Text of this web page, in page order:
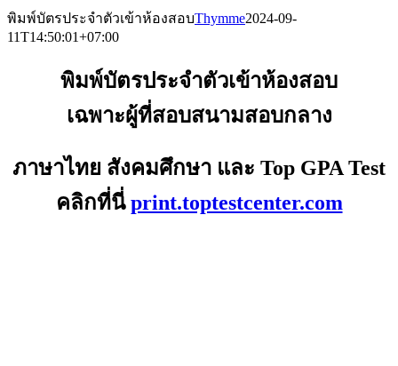
Skip
to
content
พิมพ์บัตรประจำตัวเข้าห้องสอบThymme2024-09-
11T14:50:01+07:00
พิมพ์บัตรประจำตัวเข้าห้องสอบ
เฉพาะผู้ที่สอบสนามสอบกลาง
ภาษาไทย สังคมศึกษา และ Top GPA Test
คลิกที่นี่print.toptestcenter.com